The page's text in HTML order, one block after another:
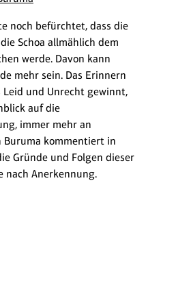
noch befürchtet, dass die
Schoa allmählich dem
werde. Davon kann
mehr sein. Das Erinnern
Leid und Unrecht gewinnt,
auf die
immer mehr an
Buruma kommentiert in
Gründe und Folgen dieser
nach Anerkennung.